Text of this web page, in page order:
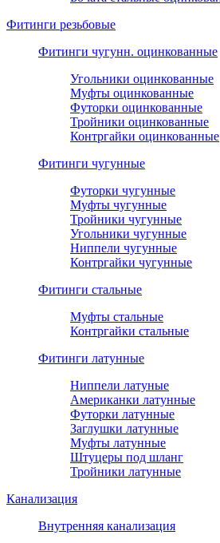
Фитинги резьбовые
Фитинги чугунн. оцинкованные
Угольники оцинкованные
Муфты оцинкованные
Футорки оцинкованные
Тройники оцинкованные
Контргайки оцинкованные
Фитинги чугунные
Футорки чугунные
Муфты чугунные
Тройники чугунные
Угольники чугунные
Ниппели чугунные
Контргайки чугунные
Фитинги стальные
Муфты стальные
Контргайки стальные
Фитинги латунные
Ниппели латуные
Американки латунные
Футорки латунные
Заглушки латунные
Муфты латунные
Штуцеры под шланг
Тройники латунные
Канализация
Внутренняя канализация